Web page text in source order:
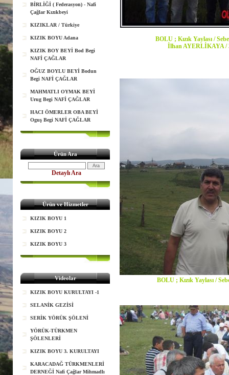
BİRLİĞİ ( Federasyon) - Nafi
Çağlar Kızıkbeyi
KIZIKLAR / Türkiye
KIZIK BOYU Adana
KIZIK BOY BEYİ Bod Begi
NAFİ ÇAĞLAR
OĞUZ BOYLU BEYİ Bodun
Begi NAFİ ÇAĞLAR
MAHMATLI OYMAK BEYİ
Urug Begi NAFİ ÇAĞLAR
HACI ÖMERLER OBA BEYİ
Oguş Begi NAFİ ÇAĞLAR
Ürün Ara
Detaylı Ara
Ürün ve Hizmetler
KIZIK BOYU 1
KIZIK BOYU 2
KIZIK BOYU 3
Videolar
KIZIK BOYU KURULTAYI -1
SELANİK GEZİSİ
SERİK YÖRÜK ŞÖLENİ
YÖRÜK-TÜRKMEN
ŞÖLENLERİ
KIZIK BOYU 3. KURULTAYI
KARACADAĞ TÜRKMENLERİ
DERNEĞİ Nafi Çağlar Mihmadlı
BOLU ; Kızık Yaylası /
İlhan AYERLİKAYA /
BOLU ; Kızık Yaylası /